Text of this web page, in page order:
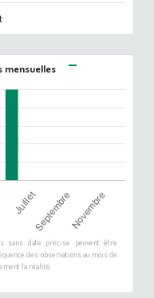
mensuelles
sans date précise peuvent être
des observations au mois de
la réalité.